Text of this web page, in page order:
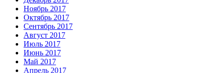
Ноябрь 2017
Октябрь 2017
Сентябрь 2017
Август 2017
Июль 2017
Июнь 2017
Май 2017
Апрель 2017